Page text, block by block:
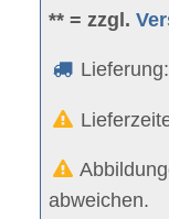
** = zzgl.
abweichen.